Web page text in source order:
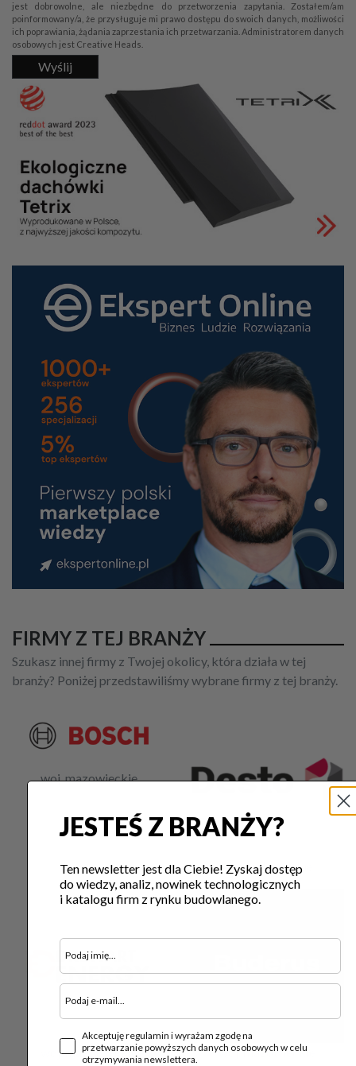
jest dobrowolne, ale niezbędne do przetworzenia zapytania. Zostałem/am
poinformowany/a, że przysługuje mi prawo dostępu do swoich danych, możliwości
ich poprawiania, żądania zaprzestania ich przetwarzania. Administratorem danych
osobowych jest Creative Heads.
Wyślij
FIRMY Z TEJ BRANŻY
Szukasz innej firmy z Twojej okolicy, która działa w tej
branży? Poniżej przedstawiliśmy wybrane firmy z tej branży.
woj. mazowieckie
woj. małopolskie
woj. mazowieckie woj. mazowieckie
JESTEŚ Z BRANŻY?
Ten newsletter jest dla Ciebie! Zyskaj dostęp
do wiedzy, analiz, nowinek technologicznych
i katalogu firm z rynku budowlanego.
Akceptuję regulamin i wyrażam zgodę na
przetwarzanie powyższych danych osobowych w celu
otrzymywania newslettera.